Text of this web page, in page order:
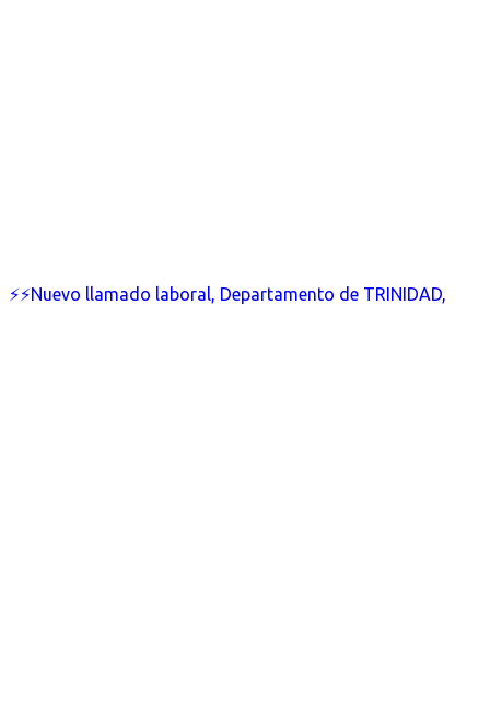
⚡⚡Nuevo llamado laboral, Departamento de TRINIDAD,